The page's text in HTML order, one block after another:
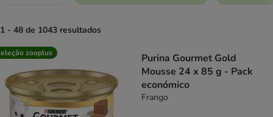
1 - 48 de 1043 resultados
product items have been changed
zooplus
Purina Gourmet Gold
Mousse 24 x 85 g - Pack
económico
Frango